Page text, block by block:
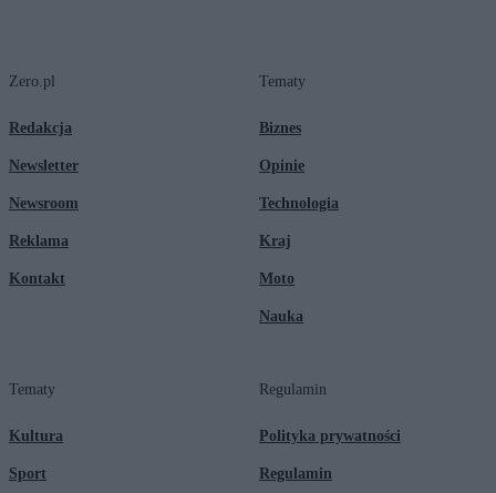
Zero.pl
Redakcja
Newsletter
Newsroom
Reklama
Kontakt
Tematy
Biznes
Opinie
Technologia
Kraj
Moto
Nauka
Tematy
Kultura
Sport
Regulamin
Polityka prywatności
Regulamin